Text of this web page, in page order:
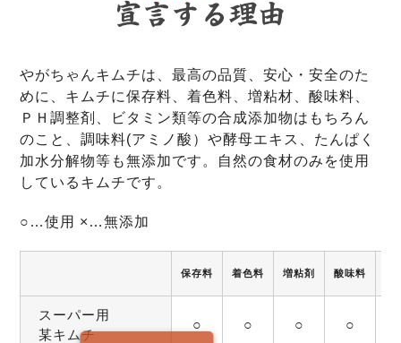
やがちゃんキムチは、最高の品質、安心・安全のた
めに、キムチに保存料、着色料、増粘材、酸味料、
ＰＨ調整剤、ビタミン類等の合成添加物はもちろん
のこと、調味料(アミノ酸）や酵母エキス、たんぱく
加水分解物等も無添加です。自然の食材のみを使用
しているキムチです。
○…使用 ×…無添加
保存料 着色料 増粘剤 酸味料
スーパー用
某キムチ
○ ○ ○ ○